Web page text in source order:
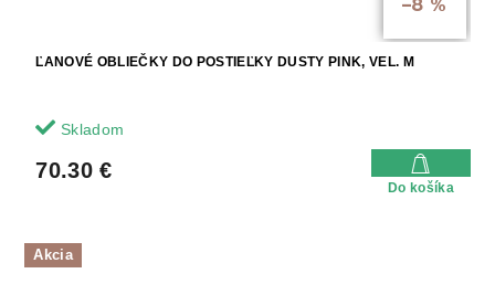
–8 %
ĽANOVÉ OBLIEČKY DO POSTIEĽKY DUSTY PINK, VEL. M
Skladom
70.30 €
Do košíka
Akcia